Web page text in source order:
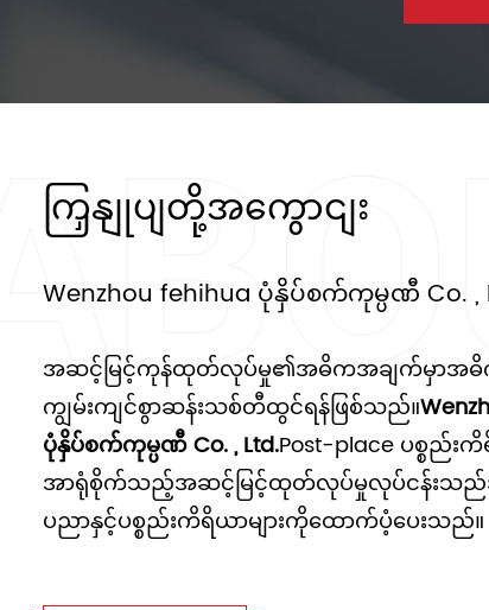
ကြှနျုပျတို့အကွောငျး
Wenzhou fehihua ပုံနှိပ်စက်ကုမ္ပဏီ Co. ,
အဆင့်မြင့်ကုန်ထုတ်လုပ်မှု၏အဓိကအချက်မှာအ
ကျွမ်းကျင်စွာဆန်းသစ်တီထွင်ရန်ဖြစ်သည်။
ပုံနှိပ်စက်ကုမ္ပဏီ Co. , Ltd.Post-place ပစ္စည်း
အာရုံစိုက်သည့်အဆင့်မြင့်ထုတ်လုပ်မှုလုပ်ငန်းသည်
ပညာနှင့်ပစ္စည်းကိရိယာများကိုထောက်ပံ့ပေးသည်။